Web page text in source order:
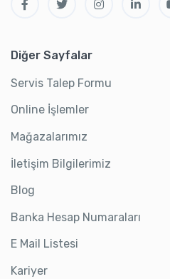
Diğer Sayfalar
Servis Talep Formu
Online İşlemler
Mağazalarımız
İletişim Bilgilerimiz
Blog
Banka Hesap Numaraları
E Mail Listesi
Kariyer